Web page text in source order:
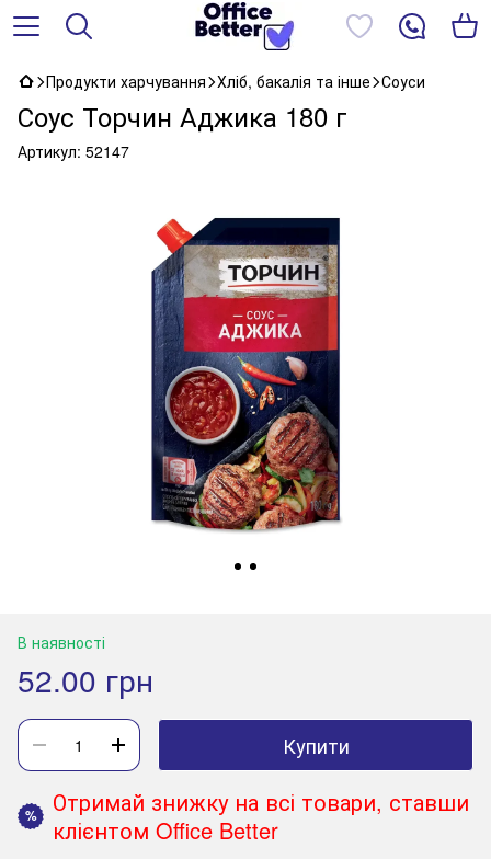
Продукти харчування Хліб, бакалія та інше Соуси
Соус Торчин Аджика 180 г
Артикул: 52147
В наявності
52.00 грн
Купити
%
Отримай знижку на всі товари, ставши
клієнтом Office Better